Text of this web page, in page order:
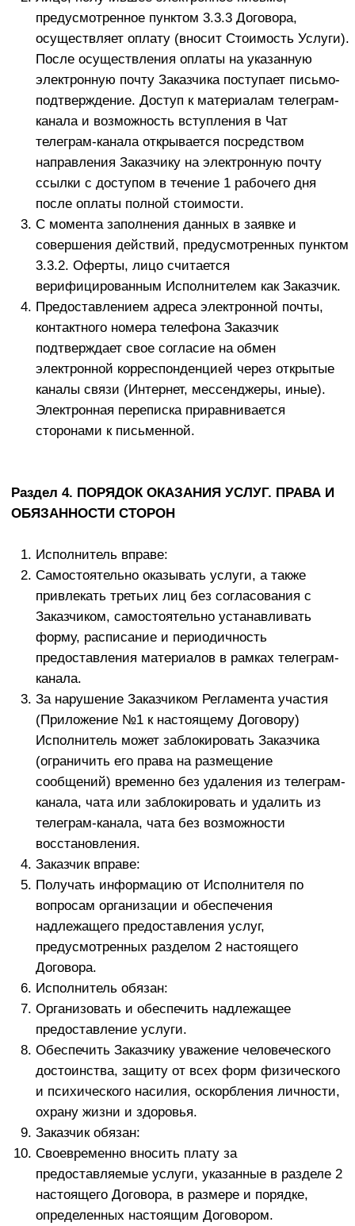
Оказание Услуг Исполнителем может быть
приостановлено в связи с производственной
необходимостью либо в связи с проведением
профилактических работ, а также в случаях,
установленных законодательством РФ, о чем
Заказчик уведомляется в порядке, утвержденном
В случае невозможности исполнения
обязательств по договору, возникшей по вине
Заказчика, услуги подлежат оплате в полном
объеме.
В случае частичной невозможности оказания
услуг по обстоятельствам, за которые ни одна из
стоимость обучения, исходя из количества дней
фактически использованного им доступа.
Заказчик вправе отказаться от исполнения
договора, заключенного посредством
присоединения к его условиям, в любое время.
При одностороннем досрочном отказе от
Заказчика, стороны соглашаются, что объем
фактически оказанных Исполнителем услуг
фиксируется датой Уведомления об отказе от
договора. Сумма, которая представляет собой
разницу между общей стоимостью доступа и
стоимостью, фактически оказанных
от исполнения договора, признается сторонами
односторонний отказ Заказчика от исполнения
настоящего договора. Договор считается
Заказчика об его одностороннем отказе от
исполнения настоящего Договора.
полученными в полном объеме, если Заказчику
был предоставлен доступ к ним.
Заказчику,в случае принятия Исполнителем
соответствующего индивидуального решения,
средств, указать в нем свои фамилию, имя,
отчество, банковские реквизиты для возврата,
(Исполнитель направляет бланк заявления), дату,
внизу собственноручно проставить подпись.
Обязательно указывать в заявлении только тот номер
карты или расчетного счета с которой были
переведены денежные средства. Если оплата
производилась от иного лица (плательщик и заказчик
указывать ФИО отправителя с чей карты или
расчетного счеты были отправлены денежные
средства.
Заказчик фотографирует либо сканирует
заявление (чтобы его было видно, не помятое,
читаемое, в хорошем качестве) и отправляет
мессенджере Telegram.
Возврат будет осуществлён в течение 10 дней с
момента отправки заявления при условии оплаты
Сумма, причитающаяся к возврату денежных
средств, определяется как стоимость оплаченного
понесенных расходов Исполнителя на организацию
оказания информационно-консультационных Услуг
Заказчика (оплата Услуг третьих лиц, Платформы,
комиссии банков и платежных систем, затраты
Исполнителя на предоставление Заказчику рассрочки
и т.д.) и стоимости оказанных услуг к моменту
При любых возвратах денежных средств (а также
иных платежах) от Исполнителя к Заказчику
Исполнитель не несет никакие расходы на
исполнение данных обязательств по возврату и
осуществлению иных платежей (на основание ст.